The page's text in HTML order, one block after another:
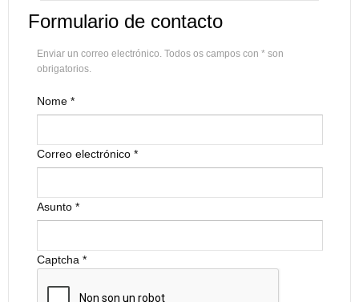
Formulario de contacto
Enviar un correo electrónico. Todos os campos con * son
obrigatorios.
Nome*
Correo electrónico*
Asunto*
Captcha *